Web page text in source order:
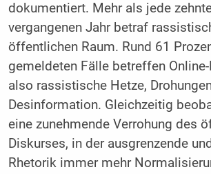
dokumentiert. Mehr als jede
vergangenen Jahr betraf
öffentlichen Raum. Rund 61
gemeldeten Fälle betreffen
also rassistische Hetze,
Desinformation. Gleichzeitig
eine zunehmende Verrohung des
Diskurses, in der ausgrenzende
Rhetorik immer mehr